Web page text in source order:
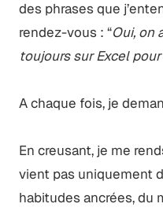
des phrases que
rendez-vous : “Oui, on
toujours sur Excel
A chaque fois, je
En creusant, je me
vient pas uniquement
habitudes ancrées, du